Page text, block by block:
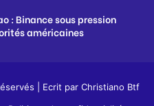
: Binance sous pression
américaines
| Ecrit par Christiano Btf